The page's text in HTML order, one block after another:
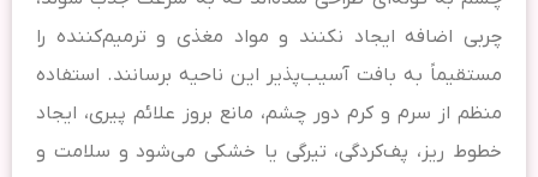
چربی اضافه ایجاد نکنند و مواد مغذی و ترمیم‌کننده را
مستقیماً به بافت آسیب‌پذیر این ناحیه برسانند. استفاده
منظم از سرم و کرم دور چشم، مانع بروز علائم پیری، ایجاد
خطوط ریز، پف‌کردگی، تیرگی یا خشکی می‌شود و سلامت و